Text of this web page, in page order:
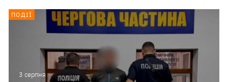
3 серпня
ПОДІЇ